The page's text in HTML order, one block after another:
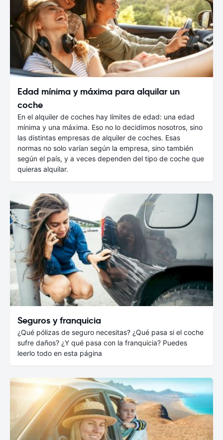
Edad mínima y máxima para alquilar un
coche
En el alquiler de coches hay límites de edad: una edad
mínima y una máxima. Eso no lo decidimos nosotros, sino
las distintas empresas de alquiler de coches. Esas
normas no solo varían según la empresa, sino también
según el país, y a veces dependen del tipo de coche que
quieras alquilar.
Seguros y franquicia
¿Qué pólizas de seguro necesitas? ¿Qué pasa si el coche
sufre daños? ¿Y qué pasa con la franquicia? Puedes
leerlo todo en esta página